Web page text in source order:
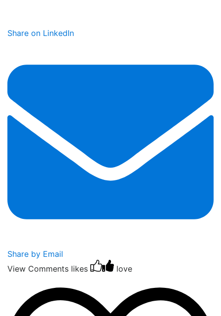
Share on LinkedIn
Share by Email
View Comments likes love